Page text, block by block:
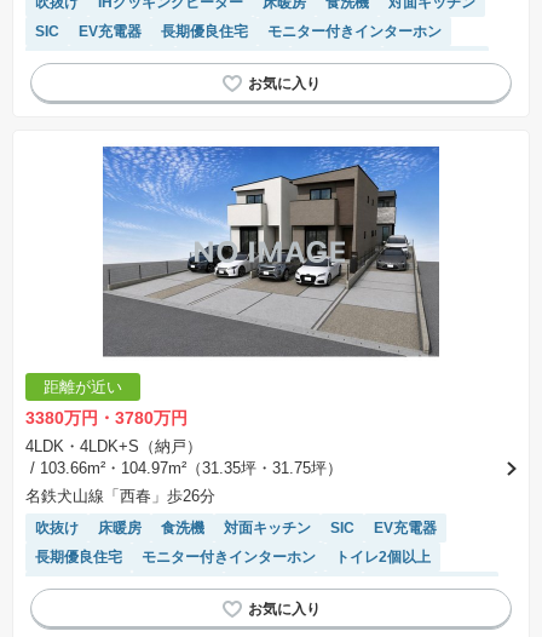
SIC
EV充電器 長期優良住宅
モニター付きインターホン
キッチン収納が多い
トイレ2個以上 陽当り良好
温水洗浄便座
窓付き浴室
WIC システムキッチン
距離が近い
3380万円・3780万円
4LDK・4LDK+S（納戸）
/ 103.66m²・104.97m²（31.35坪・31.75坪）
名鉄犬山線「西春」歩26分
吹抜け 床暖房 食洗機 対面キッチン SIC
EV充電器
長期優良住宅
モニター付きインターホン
トイレ2個以上
温水洗浄便座
窓付き浴室 浴室乾燥機 WIC システムキッチン